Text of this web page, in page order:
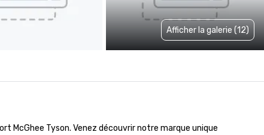
Afficher la galerie (12)
McGhee Tyson. Venez découvrir notre marque unique